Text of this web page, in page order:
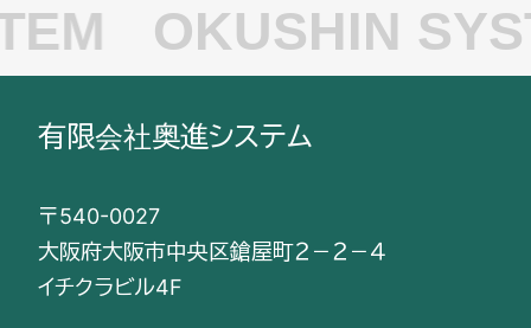
OKUSHIN
有限会社奥進システム
〒540-0027
大阪府大阪市中央区鎗屋町２－２－４
イチクラビル4F